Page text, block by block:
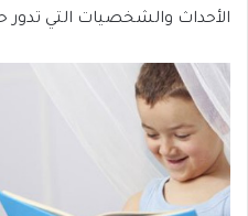
الأحداث والشخصيات التي تدور